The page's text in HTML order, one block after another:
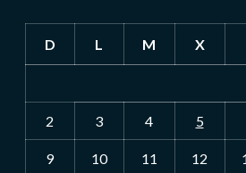
D L M X
2 3 4 5
9 10 11 12